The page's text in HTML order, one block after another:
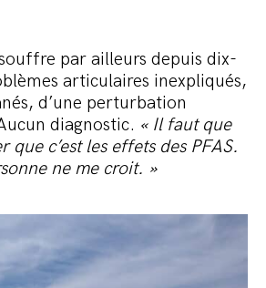
par ailleurs depuis dix-
articulaires inexpliqués,
d’une perturbation
diagnostic. « Il faut que
que c’est les effets des PFAS.
ne me croit. »